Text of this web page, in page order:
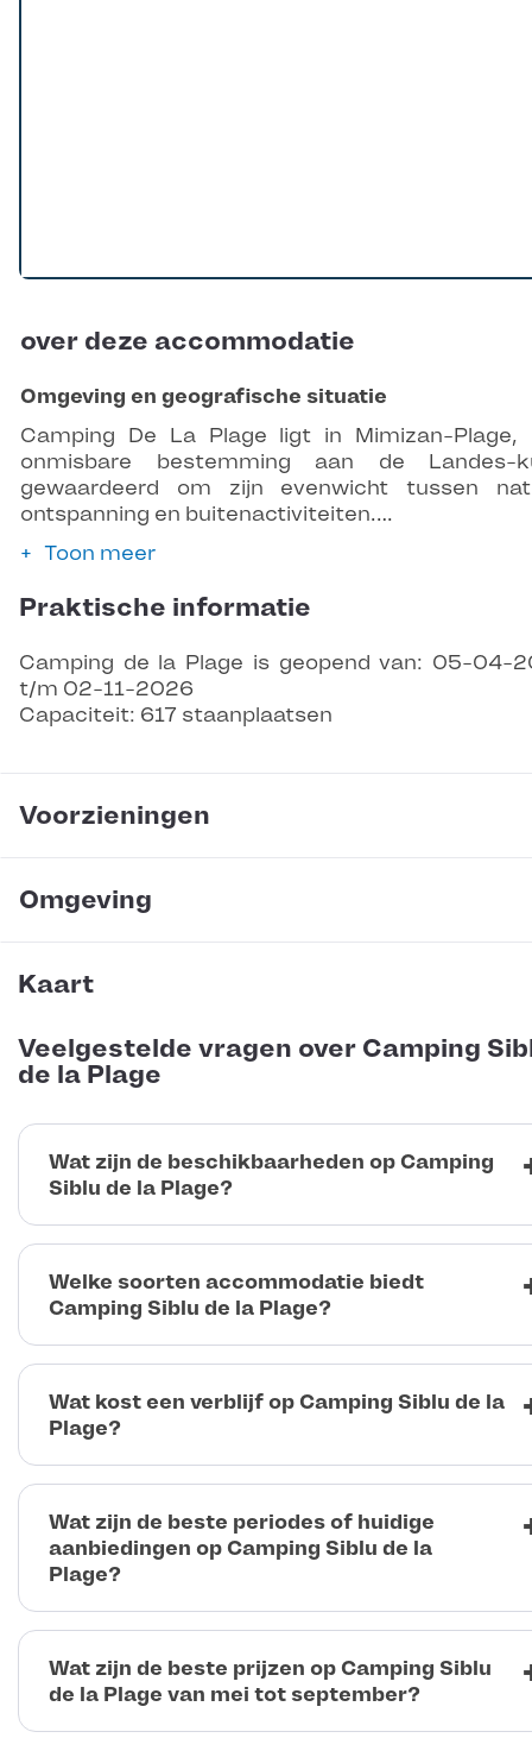
over deze accommodatie
Omgeving en geografische situatie
Camping De La Plage ligt in Mimizan-Plage,
onmisbare bestemming aan de Landes-
gewaardeerd om zijn evenwicht tussen
ontspanning en buitenactiviteiten.…
Toon meer
Praktische informatie
Camping de la Plage is geopend van: 05-04-
t/m 02-11-2026
Capaciteit: 617 staanplaatsen
Voorzieningen
Omgeving
Kaart
Veelgestelde vragen over Camping
de la Plage
Wat zijn de beschikbaarheden op Camping
Siblu de la Plage?
Welke soorten accommodatie biedt
Camping Siblu de la Plage?
Wat kost een verblijf op Camping Siblu de la
Plage?
Wat zijn de beste periodes of huidige
aanbiedingen op Camping Siblu de la
Plage?
Wat zijn de beste prijzen op Camping Siblu
de la Plage van mei tot september?